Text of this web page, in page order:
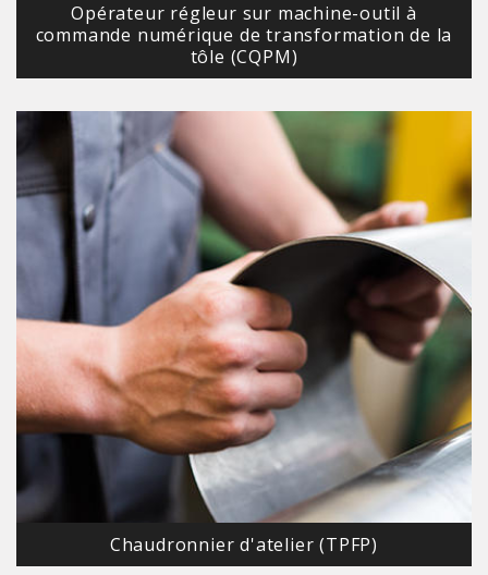
Opérateur régleur sur machine-outil à
commande numérique de transformation de la
tôle (CQPM)
Chaudronnier d'atelier (TPFP)